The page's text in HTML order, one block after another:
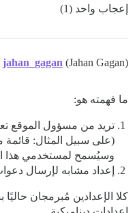
إعجاب واحد (1)
jahan_gagan (Jahan Gagan)
ما فهمته هو:
تريد من مسؤول الموقع
(على سبيل المثال: قائمة
وسيُسمح لمستخدمي هذا
إعداد مشابه لإرسال
كلا الإعدادين مُبرمجان